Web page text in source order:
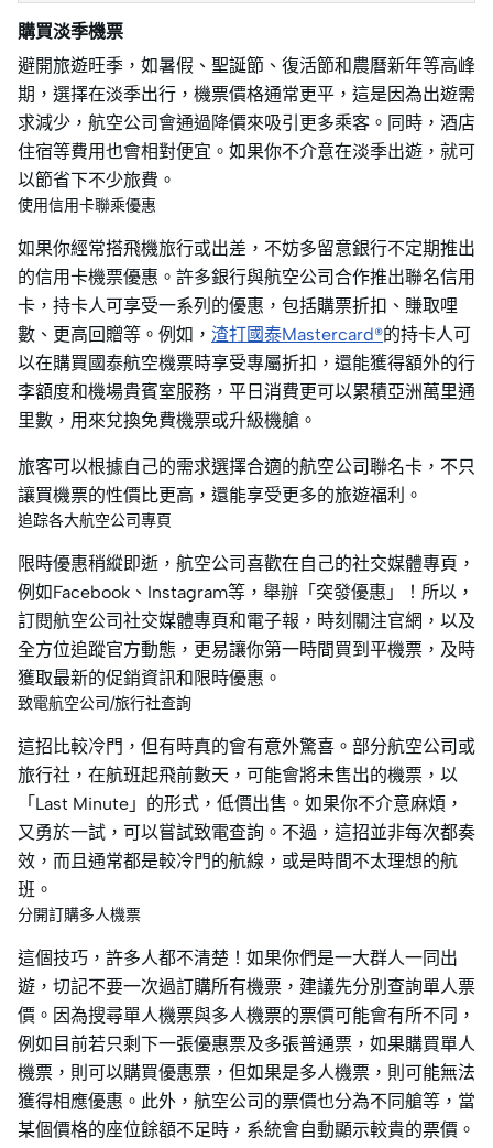
購買淡季機票
避開旅遊旺季，如暑假、聖誕節、復活節和農曆新年等高峰
期，選擇在淡季出行，機票價格通常更平，這是因為出遊需
求減少，航空公司會通過降價來吸引更多乘客。同時，酒店
住宿等費用也會相對便宜。如果你不介意在淡季出遊，就可
以節省下不少旅費。
使用信用卡聯乘優惠
如果你經常搭飛機旅行或出差，不妨多留意銀行不定期推出
的信用卡機票優惠。許多銀行與航空公司合作推出聯名信用
卡，持卡人可享受一系列的優惠，包括購票折扣、賺取哩
數、更高回贈等。例如， 渣打國泰Mastercard®的持卡人可
以在購買國泰航空機票時享受專屬折扣，還能獲得額外的行
李額度和機場貴賓室服務，平日消費更可以累積亞洲萬里通
里數，用來兌換免費機票或升級機艙。
旅客可以根據自己的需求選擇合適的航空公司聯名卡，不只
讓買機票的性價比更高，還能享受更多的旅遊福利。
追踪各大航空公司專頁
限時優惠稍縱即逝，航空公司喜歡在自己的社交媒體專頁，
例如Facebook、Instagram等，舉辦「突發優惠」！所以，
訂閱航空公司社交媒體專頁和電子報，時刻關注官網，以及
全方位追蹤官方動態，更易讓你第一時間買到平機票，及時
獲取最新的促銷資訊和限時優惠。
致電航空公司/旅行社查詢
這招比較冷門，但有時真的會有意外驚喜。部分航空公司或
旅行社，在航班起飛前數天，可能會將未售出的機票，以
「Last Minute」的形式，低價出售。如果你不介意麻煩，
又勇於一試，可以嘗試致電查詢。不過，這招並非每次都奏
效，而且通常都是較冷門的航線，或是時間不太理想的航
班。
分開訂購多人機票
這個技巧，許多人都不清楚！如果你們是一大群人一同出
遊，切記不要一次過訂購所有機票，建議先分別查詢單人票
價。因為搜尋單人機票與多人機票的票價可能會有所不同，
例如目前若只剩下一張優惠票及多張普通票，如果購買單人
機票，則可以購買優惠票，但如果是多人機票，則可能無法
獲得相應優惠。此外，航空公司的票價也分為不同艙等，當
某個價格的座位餘額不足時，系統會自動顯示較貴的票價。